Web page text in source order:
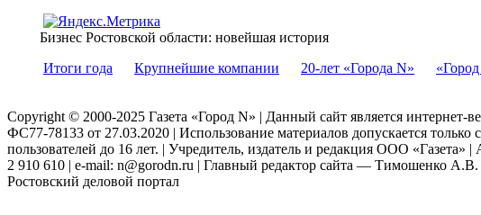
Бизнес Ростовской области: новейшая история
Итоги года
Крупнейшие компании 20-лет «Города N»
Copyright © 2000-2025 Газета «Город N» | Данный сайт является интернет-
ФС77-78133 от 27.03.2020 | Использование материалов допускается
пользователей до 16 лет. | Учредитель, издатель и редакция ООО
2 910 610 | e-mail: n@gorodn.ru | Главный редактор сайта — Тимошенко А.В.
Ростовский деловой портал